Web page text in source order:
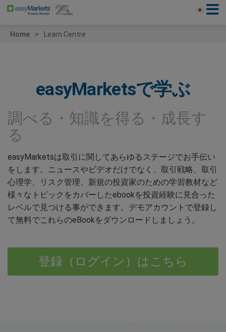
Home Learn Centre
easyMarketsで学ぶ
調べる・知識を得る・成長す
る
easyMarketsは取引に関してあらゆるステージでお手伝い
をします。ニュースやビデオだけでなく、取引戦略、取引
心理学、リスク管理、新規の投資家のための学習教材など
様々なトピックをカバーしたebookを投資経験に見合った
レベルで見つける事ができます。デモアカウントで登録し
て無料でこれらのeBookをダウンロードしましょう。
登録（ログイン）はこちら